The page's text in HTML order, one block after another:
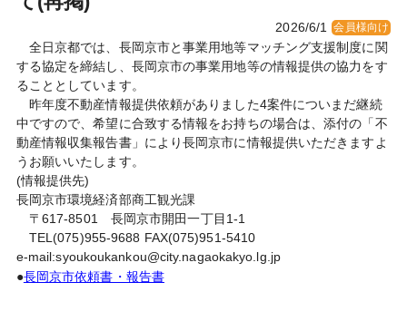
2026/6/1 会員様向け
全日京都では、長岡京市と事業用地等マッチング支援制度に関
する協定を締結し、長岡京市の事業用地等の情報提供の協力をす
ることとしています。
昨年度不動産情報提供依頼がありました4案件についまだ継続
中ですので、希望に合致する情報をお持ちの場合は、添付の「不
動産情報収集報告書」により長岡京市に情報提供いただきますよ
うお願いいたします。
(情報提供先)
長岡京市環境経済部商工観光課
〒617-8501 長岡京市開田一丁目1-1
TEL(075)955-9688 FAX(075)951-5410
e-mail:syoukoukankou@city.nagaokakyo.lg.jp
●長岡京市依頼書・報告書